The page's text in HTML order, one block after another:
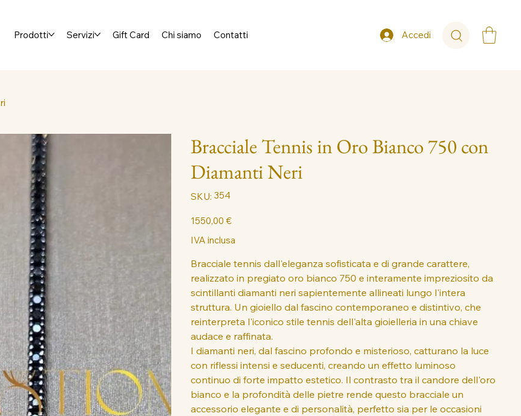
Accedi
Prodotti Servizi Gift Card Chi siamo Contatti
Bracciale Tennis in Oro Bianco 750 con
Diamanti Neri
SKU: SKU
354
354
Prezzo
1550,00 €
IVA inclusa
Bracciale tennis dall'eleganza sofisticata e di grande carattere,
realizzato in pregiato oro bianco 750 e interamente impreziosito da
scintillanti diamanti neri sapientemente allineati lungo l'intera
struttura. Un gioiello dal fascino contemporaneo e distintivo, che
reinterpreta l'iconico stile tennis dell'alta gioielleria in una chiave
audace e raffinata.
I diamanti neri, dal fascino profondo e misterioso, catturano la luce
con riflessi intensi e seducenti, creando un effetto luminoso
continuo di forte impatto estetico. Il contrasto tra il candore dell'oro
bianco e la profondità delle pietre rende questo bracciale un
accessorio elegante e di personalità, perfetto sia per le occasioni